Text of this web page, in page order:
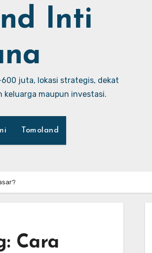
Inti
juta, lokasi strategis, dekat
keluarga maupun investasi.
Tomoland
Cara